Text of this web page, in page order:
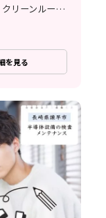
軽作業、検査、マシンオペレーター、クリーンルーム、清掃・洗浄、品質管理、メンテナンス・保全、立ち作業、インフラ管理（社員寮、備品等）
を見る